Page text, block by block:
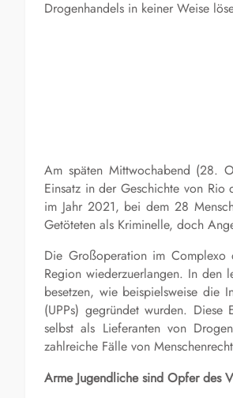
Drogenhandels in keiner Weise
Am späten Mittwochabend (28.
Einsatz in der Geschichte von Rio
im Jahr 2021, bei dem 28
Getöteten als Kriminelle, doch
Die Großoperation im
Region wiederzuerlangen. In den
besetzen, wie beispielsweise die
(UPPs) gegründet wurden.
selbst als Lieferanten von
zahlreiche Fälle von
Arme Jugendliche sind Opfer des